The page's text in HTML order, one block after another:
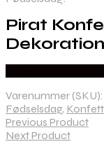
Pirat
Varenummer (SKU):
Fødselsdag,
Previous Product
Next Product